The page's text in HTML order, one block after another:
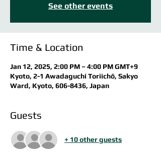
See other events
Time & Location
Jan 12, 2025, 2:00 PM – 4:00 PM GMT+9
Kyoto, 2-1 Awadaguchi Toriichō, Sakyo
Ward, Kyoto, 606-8436, Japan
Guests
+ 10 other guests